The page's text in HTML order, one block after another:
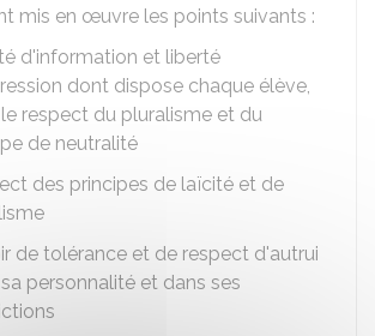
mis en œuvre les points suivants :
d'information et liberté
dont dispose chaque élève,
respect du pluralisme et du
de neutralité
des principes de laïcité et de
de tolérance et de respect d'autrui
personnalité et dans ses